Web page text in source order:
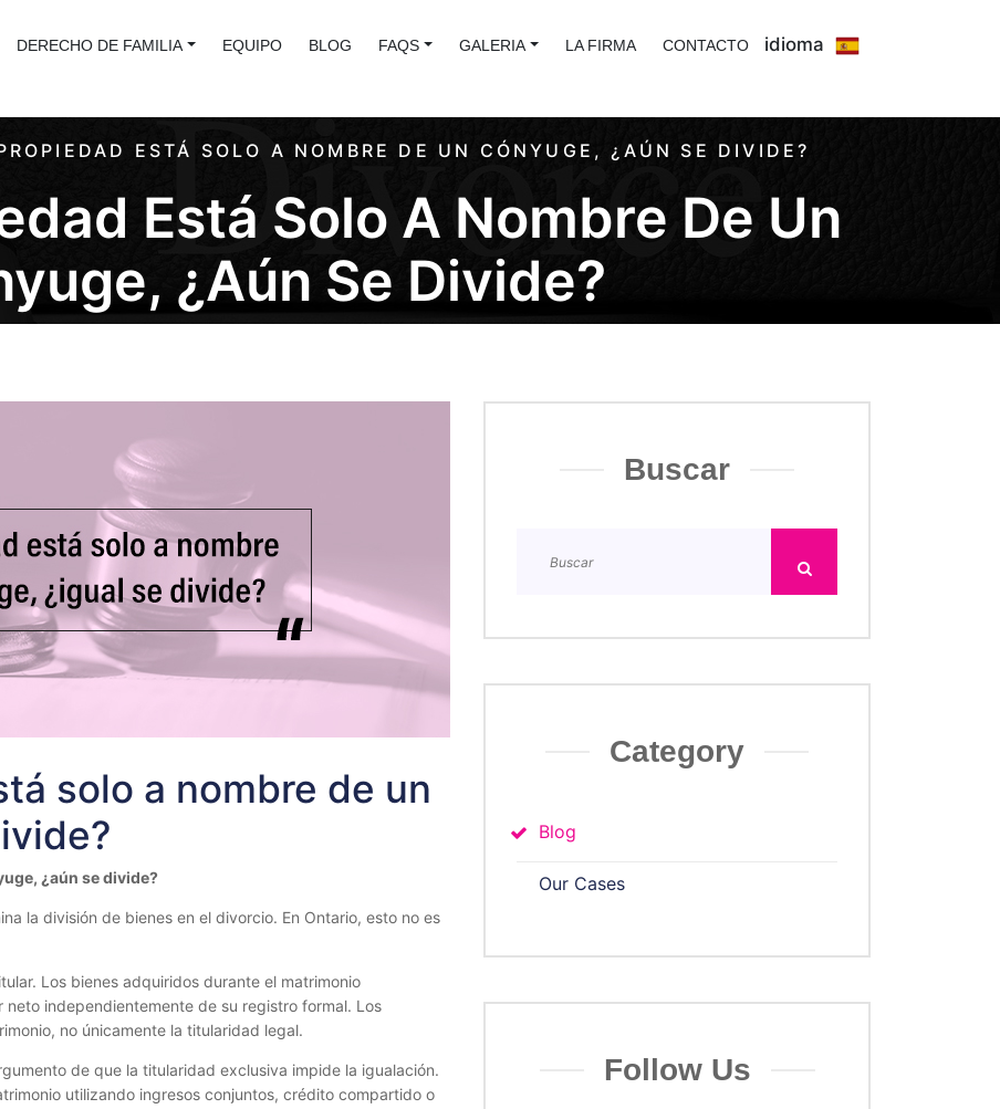
DERECHO DE FAMILIA EQUIPO BLOG FAQS GALERIA LA FIRMA CONTACTO idioma
ESTÁ SOLO A NOMBRE DE UN CÓNYUGE, ¿AÚN SE DIVIDE?
Está Solo A Nombre De Un
¿aún Se Divide?
solo a nombre de un
¿aún se divide?
la división de bienes en el divorcio. En Ontario, esto no es
Los bienes adquiridos durante el matrimonio
independientemente de su registro formal. Los
no únicamente la titularidad legal.
de que la titularidad exclusiva impide la igualación.
utilizando ingresos conjuntos, crédito compartido o
Buscar
Category
Blog
Our Cases
Follow Us